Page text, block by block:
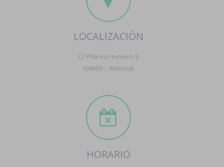
LOCALIZACIÓN
C/ Pilarica numero 9
(04009 – Almería)
HORARIO